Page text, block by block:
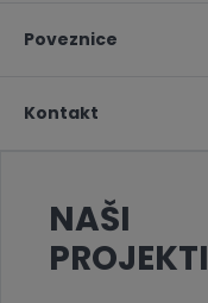
Poveznice
Kontakt
NAŠI
PROJEKTI